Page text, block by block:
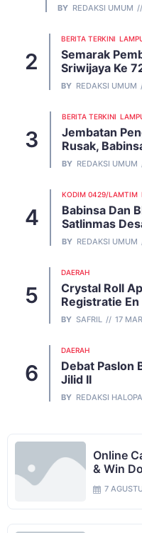
BY REDAKSI UMUM
BERITA TERKINI
Semarak
Sriwijaya Ke
BY REDAKSI UMUM
BERITA TERKINI
Jembatan
Rusak,
BY REDAKSI UMUM
KODIM 0429/LAMTIM
Babinsa Dan
Satlinmas
BY REDAKSI UMUM
DAERAH
Crystal Roll
Registratie
BY SAFRIL 17
DAERAH
Debat Paslon
Jilid II
BY REDAKSI
Online
& Win
7